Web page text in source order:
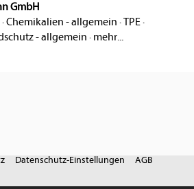
GmbH
·Chemikalien - allgemein ·TPE·
- allgemein · mehr...
Datenschutz-Einstellungen AGB